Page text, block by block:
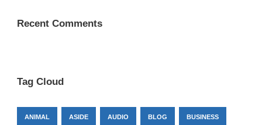
Recent Comments
Tag Cloud
ANIMAL ASIDE AUDIO BLOG BUSINESS